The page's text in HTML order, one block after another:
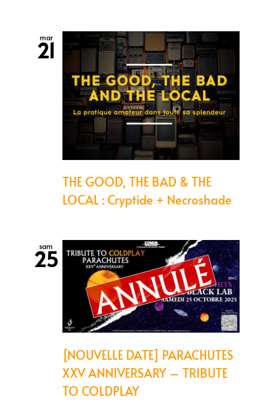
mar
21
THE GOOD, THE BAD & THE
LOCAL : Cryptide + Necroshade
sam
25
[NOUVELLE DATE] PARACHUTES
XXV ANNIVERSARY – TRIBUTE
TO COLDPLAY